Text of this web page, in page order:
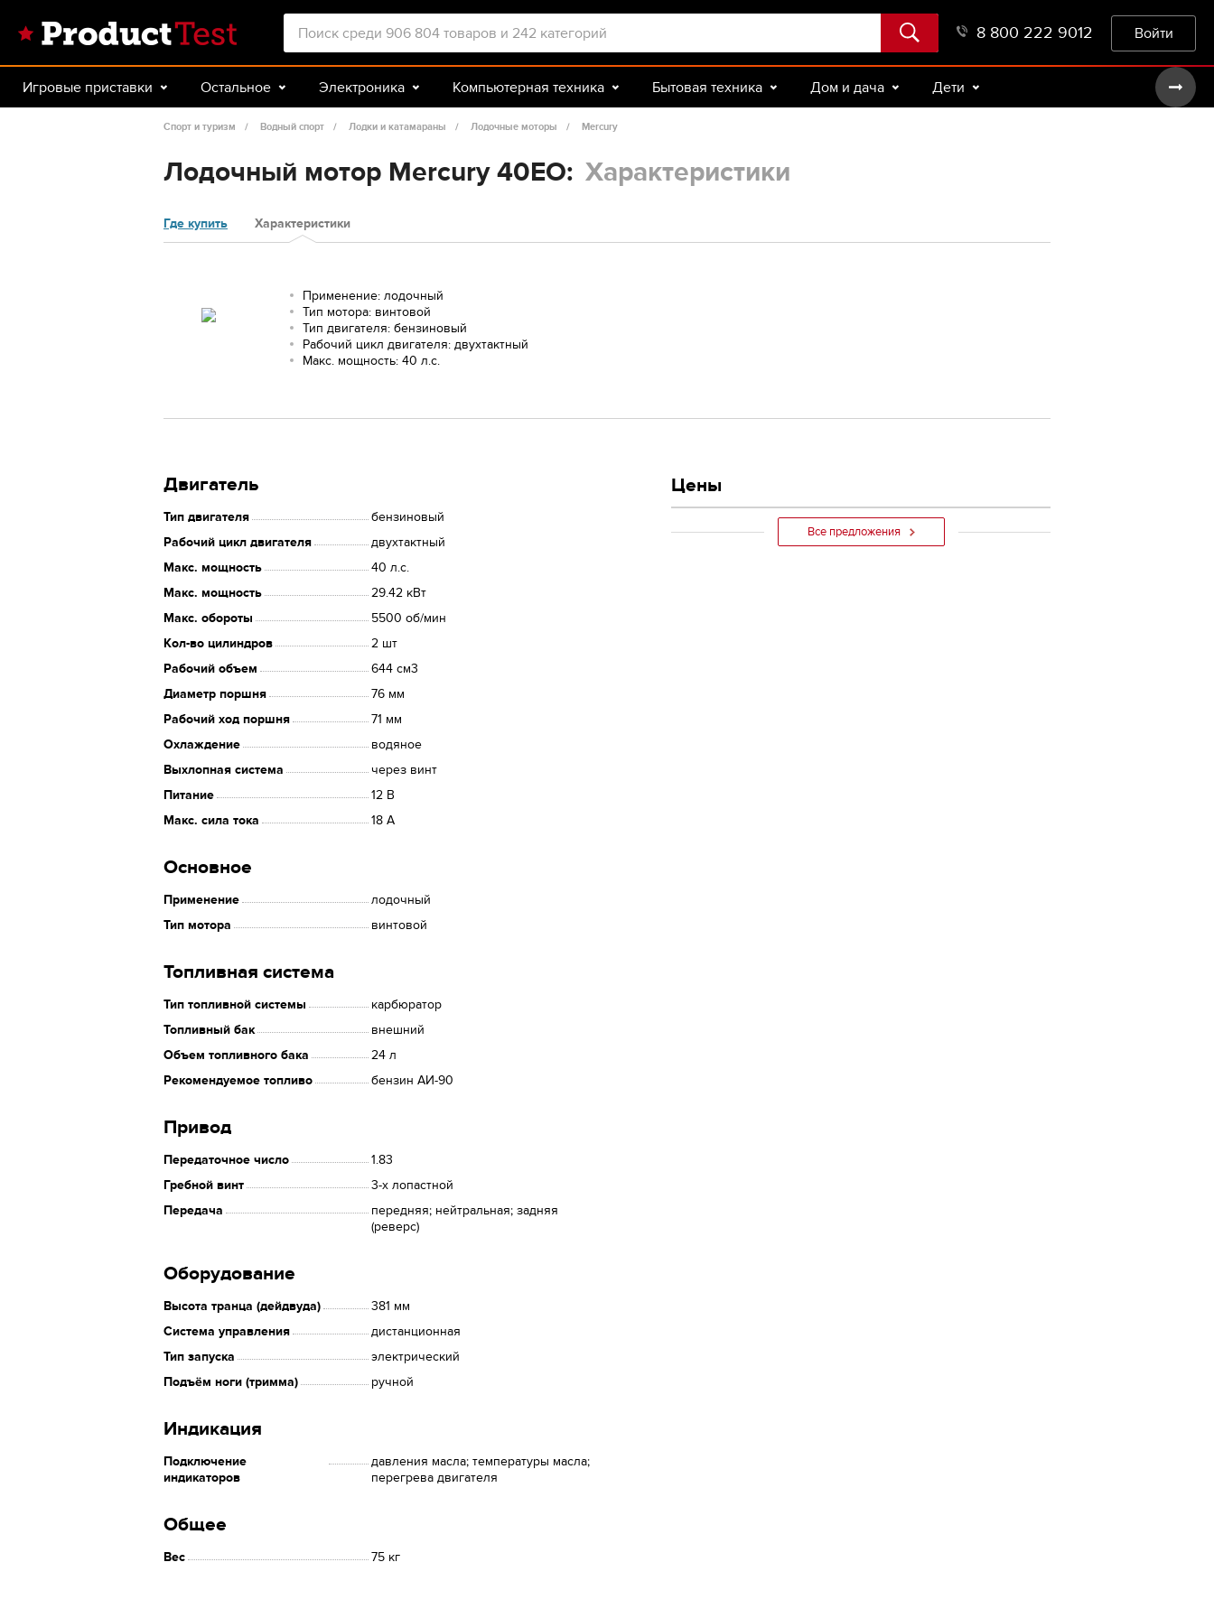
8 800 222 9012 Войти
Игровые приставки Остальное Электроника Компьютерная техника Бытовая техника Дом и дача Дети
Авто Спорт и туризм Досуг и подарки Зоотовары
Спорт и туризм Водный спорт Лодки и катамараны Лодочные моторы Mercury
Лодочный мотор Mercury 40EO: Характеристики
Где купить Характеристики
Применение: лодочный
Тип мотора: винтовой
Тип двигателя: бензиновый
Рабочий цикл двигателя: двухтактный
Макс. мощность: 40 л.с.
Двигатель
Тип двигателя
бензиновый
Рабочий цикл двигателя
двухтактный
Макс. мощность
40 л.с.
Макс. мощность
29.42 кВт
Макс. обороты
5500 об/мин
Кол-во цилиндров
2 шт
Рабочий объем
644 см3
Диаметр поршня
76 мм
Рабочий ход поршня
71 мм
Охлаждение
водяное
Выхлопная система
через винт
Питание
12 В
Макс. сила тока
18 А
Основное
Применение
лодочный
Тип мотора
винтовой
Топливная система
Тип топливной системы
карбюратор
Топливный бак
внешний
Объем топливного бака
24 л
Рекомендуемое топливо
бензин АИ-90
Привод
Передаточное число
1.83
Гребной винт
3-х лопастной
Передача
передняя; нейтральная; задняя
(реверс)
Оборудование
Высота транца (дейдвуда)
381 мм
Система управления
дистанционная
Тип запуска
электрический
Подъём ноги (тримма)
ручной
Индикация
Подключение
индикаторов
давления масла; температуры масла;
перегрева двигателя
Общее
Вес 75 кг
Цены
Все предложения